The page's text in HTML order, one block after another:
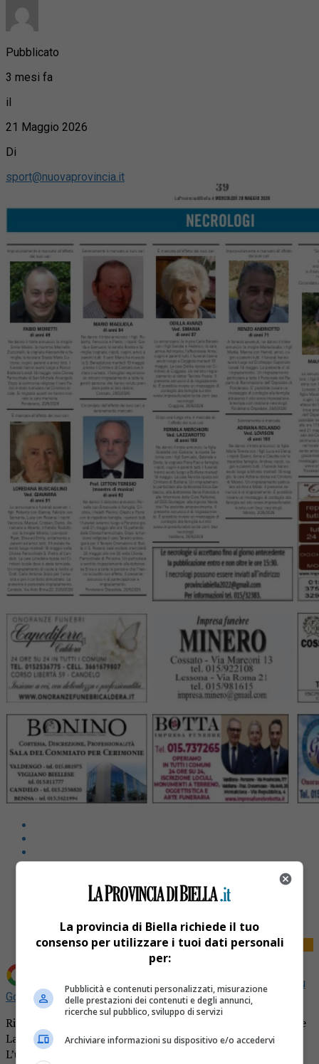
Pubblicato
3 mesi fa
il
21 Maggio 2026
Di
sport@nuovaprovincia.it
Aggiungi La Provincia di Biella come
Fonte preferita su
Google
Ricordiamo i nostri cari defunti. La pagina dei necrologi de
La Provincia di Biella.it in edicola mercoledì 20 maggio.
L’ultimo saluto ai nostri cari defunti. Ricordiamo che i
La provincia di Biella richiede il tuo
consenso per utilizzare i tuoi dati personali
per:
Pubblicità e contenuti personalizzati, misurazione
delle prestazioni dei contenuti e degli annunci,
ricerche sul pubblico, sviluppo di servizi
Archiviare informazioni su dispositivo e/o accedervi